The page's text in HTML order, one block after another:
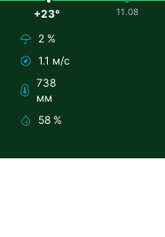
+23°
2 %
1.1 м/с
738
мм
58 %
11.08